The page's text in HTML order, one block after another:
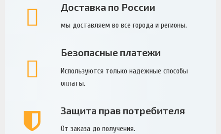
Доставка по России
мы доставляем во все города и регионы.
Безопасные платежи
Используются только надежные способы
оплаты.
Защита прав потребителя
От заказа до получения.